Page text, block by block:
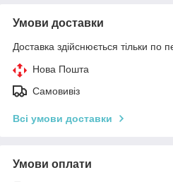
Умови доставки
Доставка здійснюється тільки по
Нова Пошта
Самовивіз
Всі умови доставки
Умови оплати